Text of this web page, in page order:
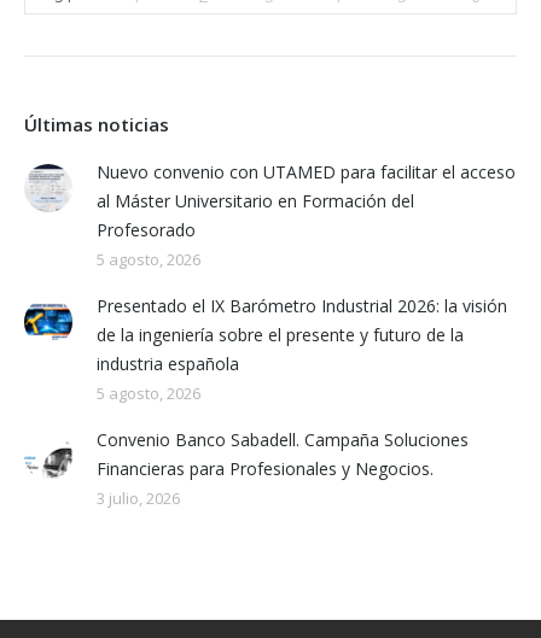
Últimas noticias
Nuevo convenio con UTAMED para facilitar el acceso
al Máster Universitario en Formación del
Profesorado
5 agosto, 2026
Presentado el IX Barómetro Industrial 2026: la visión
de la ingeniería sobre el presente y futuro de la
industria española
5 agosto, 2026
Convenio Banco Sabadell. Campaña Soluciones
Financieras para Profesionales y Negocios.
3 julio, 2026